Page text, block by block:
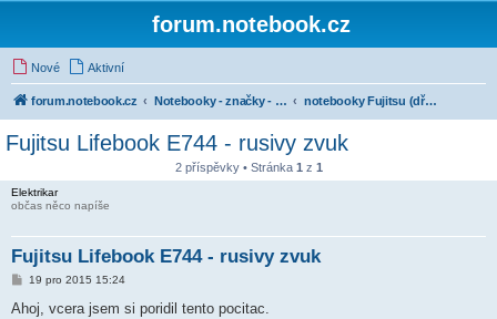
forum.notebook.cz
Nové Aktivní
forum.notebook.cz Notebooky - značky - kluby uživatelů notebooky Fujitsu (dříve Fujitsu Siemens)
Fujitsu Lifebook E744 - rusivy zvuk
2 příspěvky • Stránka 1 z 1
Elektrikar
občas něco napíše
Fujitsu Lifebook E744 - rusivy zvuk
P
í
19 pro 2015 15:24
Ahoj, vcera jsem si poridil tento pocitac.